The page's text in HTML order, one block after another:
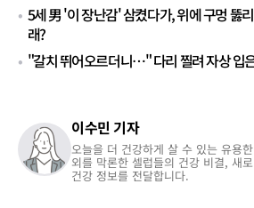
5세 男 '이 장난감' 삼켰다가, 위에 구멍 뚫
래?
"갈치 뛰어오르더니…" 다리 찔려 자상 입
이수민 기자
오늘을 더 건강하게 살 수 있는 유용
외를 막론한 셀럽들의 건강 비결, 새
건강 정보를 전달합니다.